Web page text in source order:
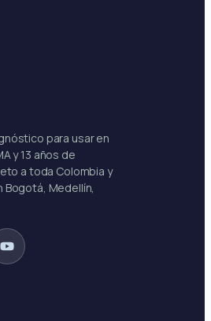
para usar en
y 13 años de
a toda Colombia y
Bogotá, Medellín,